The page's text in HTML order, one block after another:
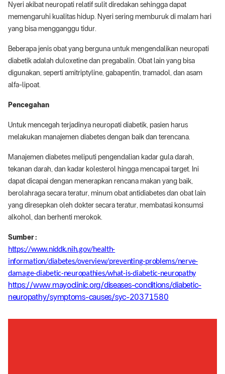
Nyeri akibat neuropati relatif sulit diredakan sehingga dapat
memengaruhi kualitas hidup. Nyeri sering memburuk di malam hari
yang bisa mengganggu tidur.
Beberapa jenis obat yang berguna untuk mengendalikan neuropati
diabetik adalah duloxetine dan pregabalin. Obat lain yang bisa
digunakan, seperti amitriptyline, gabapentin, tramadol, dan asam
alfa-lipoat.
Pencegahan
Untuk mencegah terjadinya neuropati diabetik, pasien harus
melakukan manajemen diabetes dengan baik dan terencana.
Manajemen diabetes meliputi pengendalian kadar gula darah,
tekanan darah, dan kadar kolesterol hingga mencapai target. Ini
dapat dicapai dengan menerapkan rencana makan yang baik,
berolahraga secara teratur, minum obat antidiabetes dan obat lain
yang diresepkan oleh dokter secara teratur, membatasi konsumsi
alkohol, dan berhenti merokok.
Sumber :
https://www.niddk.nih.gov/health-
information/diabetes/overview/preventing-problems/nerve-
damage-diabetic-neuropathies/what-is-diabetic-neuropathy
https://www.mayoclinic.org/diseases-conditions/diabetic-
neuropathy/symptoms-causes/syc-20371580